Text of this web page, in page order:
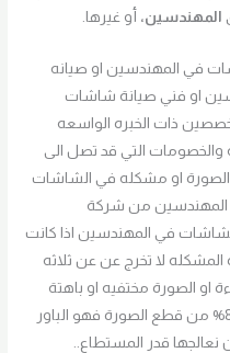
المهندسين، أو غيرها.
في المهندسين او صيانه
او فني صيانة شاشات
ذات الخبره الواسعه
والخصومات التي قد تصل الى
الصورة او مشكله في الشاشات
المهندسين من شركة
في المهندسين اذا كانت
لا تخرج عن عن ثلاثه
او الصورة مختفيه او باهتة
هذا سبب والسبب الاخر وهو بنسبه 80% من قطع الصورة فهو الباور
نعالجها قدر المستطاع..